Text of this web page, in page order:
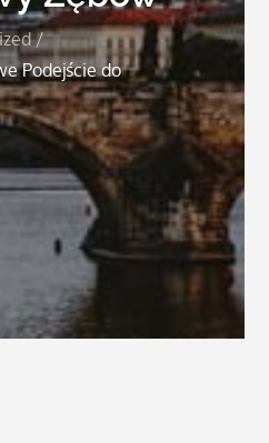
Podejście do